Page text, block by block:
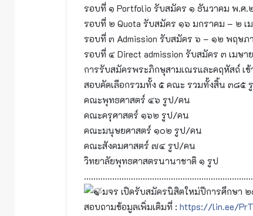
รอบที่ ๑ Portfolio รับสมัคร ๑ ธันวาคม พ.
รอบที่ ๒ Quota รับสมัคร ๑๖ มกราคม – ๒
รอบที่ ๓ Admission รับสมัคร ๖ – ๑๒ พฤษ
รอบที่ ๔ Direct admission รับสมัคร ๓ เม
การรับสมัครพระภิกษุสามเณรและคฤหัสถ์ เ
สอบคัดเลือกรวมทั้ง ๕ คณะ รวมทั้งสิ้น ๓๘๕
คณะพุทธศาสตร์ ๔๖ รูป/คน
คณะครุศาสตร์ ๑๖๒ รูป/คน
คณะมนุษยศาสตร์ ๑๐๒ รูป/คน
คณะสังคมศาสตร์ ๗๔ รูป/คน
วิทยาลัยพุทธศาสตรนานาชาติ ๑ รูป
มจร เปิดรับสมัครนิสิตใหม่ปีการศึกษา
สอบถามข้อมูลเพิ่มเติมที่ : https://lin.ee/